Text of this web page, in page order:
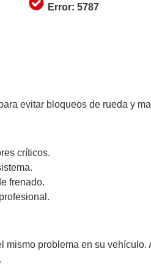
Error: 5787
evitar bloqueos de rueda y
críticos.
frenado.
problema en su